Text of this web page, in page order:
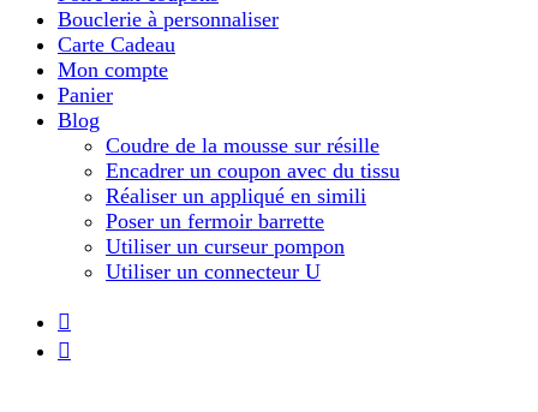
Bouclerie à personnaliser
Carte Cadeau
Mon compte
Panier
Blog
Coudre de la mousse sur résille
Encadrer un coupon avec du tissu
Réaliser un appliqué en simili
Poser un fermoir barrette
Utiliser un curseur pompon
Utiliser un connecteur U